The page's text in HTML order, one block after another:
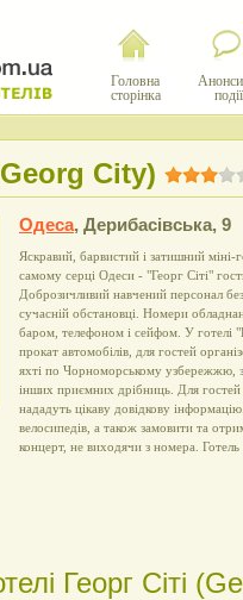
Головна
сторінка
події
City)
Одеса, Дерибасівська, 9
Яскравий, барвистий і затишний міні-
самому серці Одеси - "Георг Сіті"
Доброзичливий навчений персонал
сучасній обстановці. Номери
баром, телефоном і сейфом. У готелі
прокат автомобілів, для гостей
яхті по Чорноморському узбережжю,
інших приємних дрібниць. Для гостей
нададуть цікаву довідкову
велосипедів, а також замовити та
концерт, не виходячи з номера.
Георг Сіті